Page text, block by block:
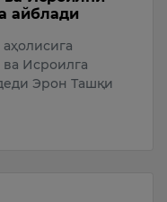
айблади
Исроилга
Эрон Ташқи